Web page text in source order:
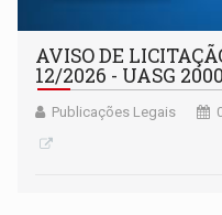
AVISO DE
12/2026 - UASG
Publicações Legais